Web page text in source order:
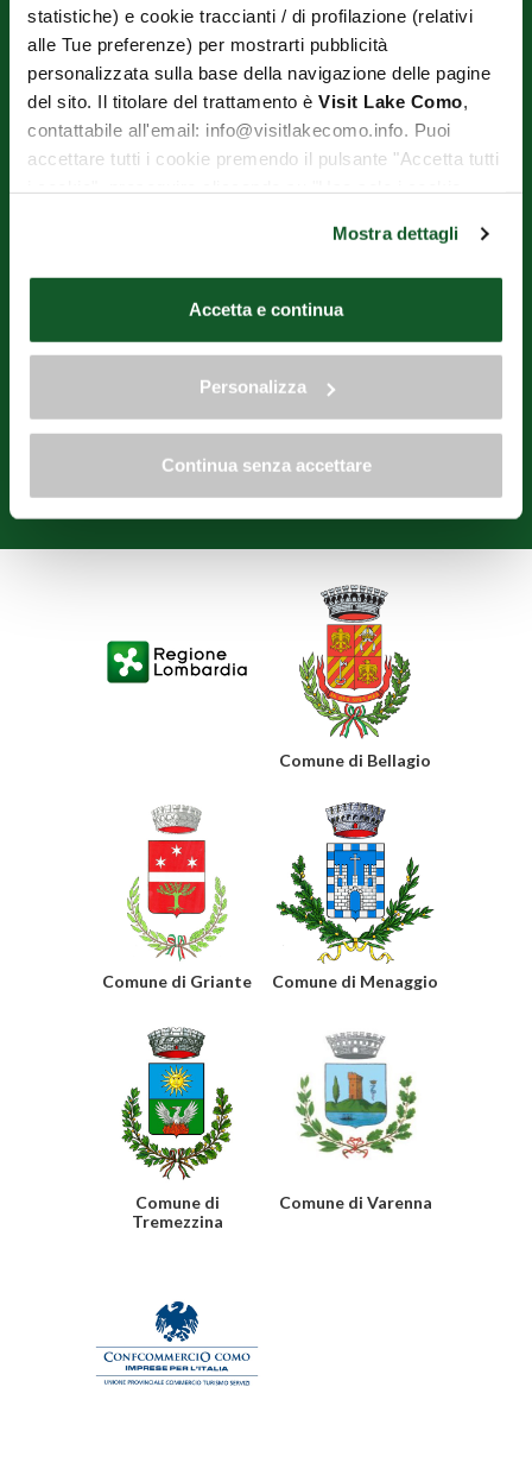
statistiche) e cookie traccianti / di profilazione (relativi
alle Tue preferenze) per mostrarti pubblicità
personalizzata sulla base della navigazione delle pagine
del sito. Il titolare del trattamento è Visit Lake Como,
contattabile all'email: info@visitlakecomo.info. Puoi
accettare tutti i cookie premendo il pulsante "Accetta tutti
"Personalizza". Al fine di revocare il consenso prestato e
visualizzare le informazioni complete sul trattamento dei
"gestione cookie"
cookie.
Mostra dettagli
Accetta e continua
Personalizza
Continua senza accettare
OPERATORI TURISTICI DI VARENNA E PERLEDO ENTE DEL
TERZO SETTORE
Sito finanziato interamente dalla Regione Lombardia ai sensi del
"Bando distretti del commercio per la ricostruzione economica
Comune di Bellagio
Comune di Griante Comune di Menaggio
Comune di
Tremezzina
Comune di Varenna